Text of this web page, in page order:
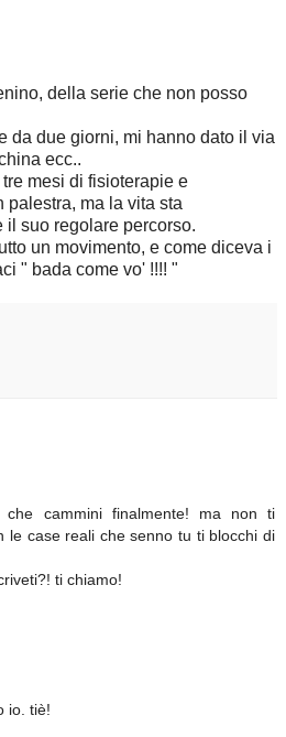
della serie che non posso
da due giorni, mi hanno dato il via
ecc..
mesi di fisioterapie e
palestra, ma la vita sta
suo regolare percorso.
un movimento, e come diceva i
" bada come vo' !!!! "
che cammini finalmente! ma non ti
le case reali che senno tu ti blocchi di
ti chiamo!
io. tiè!